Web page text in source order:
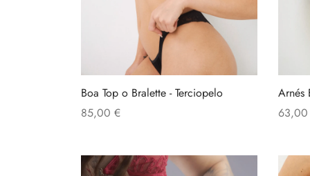
página
de
producto
Boa Top o Bralette - Terciopelo
85,00 €
tiene
Arnés
63,00